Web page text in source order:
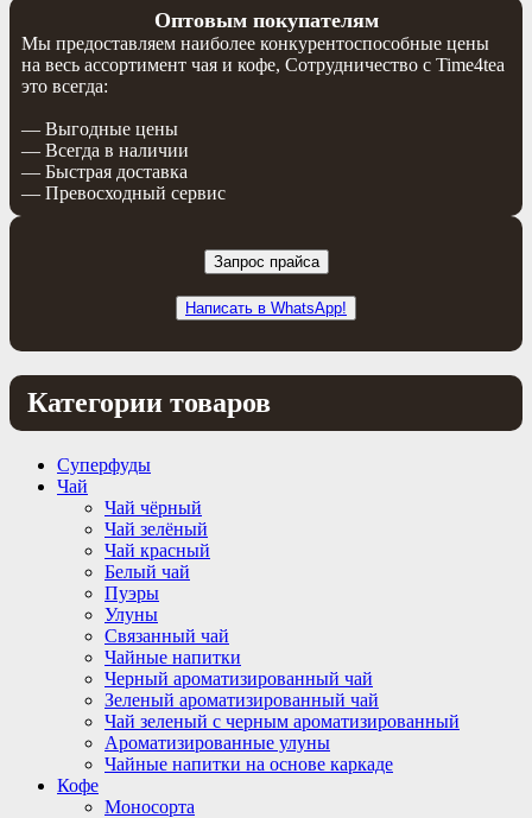
Оптовым покупателям
Мы предоставляем наиболее конкурентоспособные цены
на весь ассортимент чая и кофе, Сотрудничество с Time4tea
это всегда:
— Выгодные цены
— Всегда в наличии
— Быстрая доставка
— Превосходный сервис
Запрос прайса
Написать в WhatsApp!
Категории товаров
Суперфуды
Чай
Чай чёрный
Чай зелёный
Чай красный
Белый чай
Пуэры
Улуны
Связанный чай
Чайные напитки
Черный ароматизированный чай
Зеленый ароматизированный чай
Чай зеленый с черным ароматизированный
Ароматизированные улуны
Чайные напитки на основе каркаде
Кофе
Моносорта